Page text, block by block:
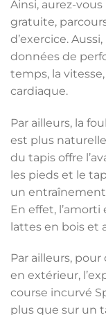
Ainsi, aurez-
gratuite,
d’exercice.
données de
temps, la
cardiaque.
Par ailleurs, la
est plus
du tapis offre
les pieds et le
un
En effet,
lattes en bois et
Par ailleurs,
en extérieur,
course incurvé
plus que sur un